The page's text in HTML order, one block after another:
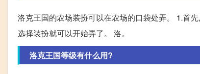
洛克王国的农场装扮可以在农场的口袋处弄。 1.首
选择装扮就可以开始弄了。 洛。
洛克王国等级有什么用?